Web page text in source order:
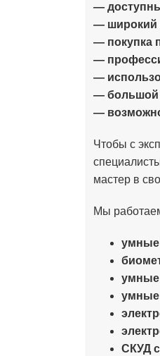
—
— широкий
— покупка
—
—
— большой
—
Чтобы с
мастер в
Мы
умные
умные
умные
СКУД